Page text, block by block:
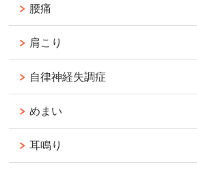
腰痛
肩こり
自律神経失調症
めまい
耳鳴り